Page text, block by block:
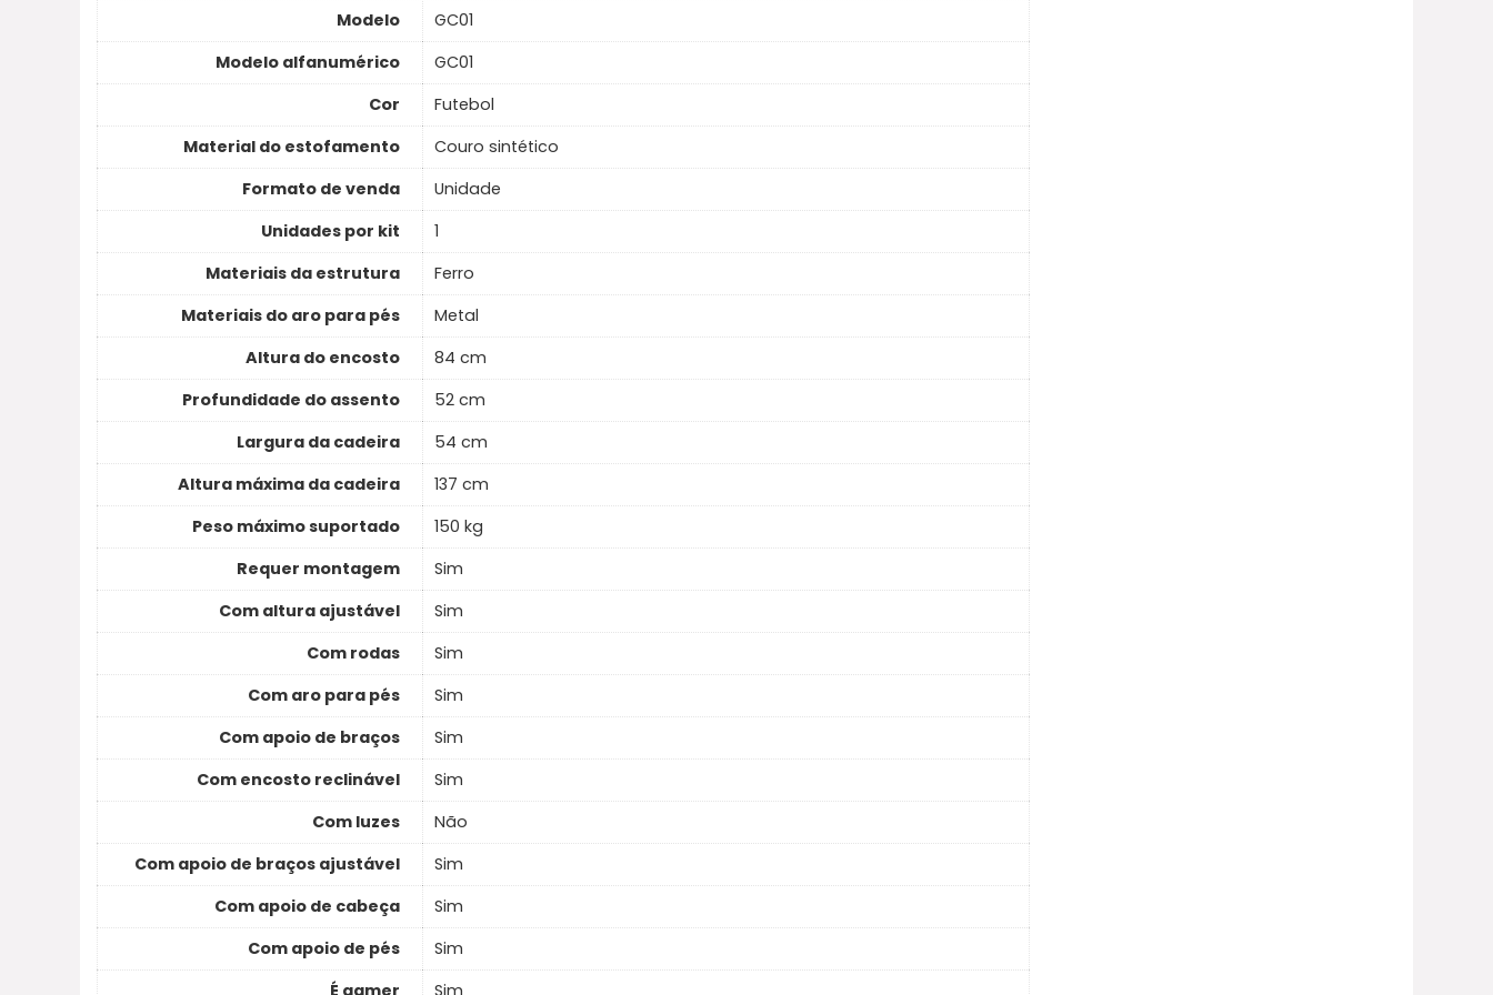
Modelo
GC01
Modelo alfanumérico
GC01
Cor
Futebol
Material do estofamento
Couro sintético
Formato de venda
Unidade
Unidades por kit
1
Materiais da estrutura
Ferro
Materiais do aro para pés
Metal
Altura do encosto
84 cm
Profundidade do assento
52 cm
Largura da cadeira
54 cm
Altura máxima da cadeira
137 cm
Peso máximo suportado
150 kg
Requer montagem
Sim
Com altura ajustável
Sim
Com rodas
Sim
Com aro para pés
Sim
Com apoio de braços
Sim
Com encosto reclinável
Sim
Com luzes
Não
Com apoio de braços ajustável
Sim
Com apoio de cabeça
Sim
Com apoio de pés
Sim